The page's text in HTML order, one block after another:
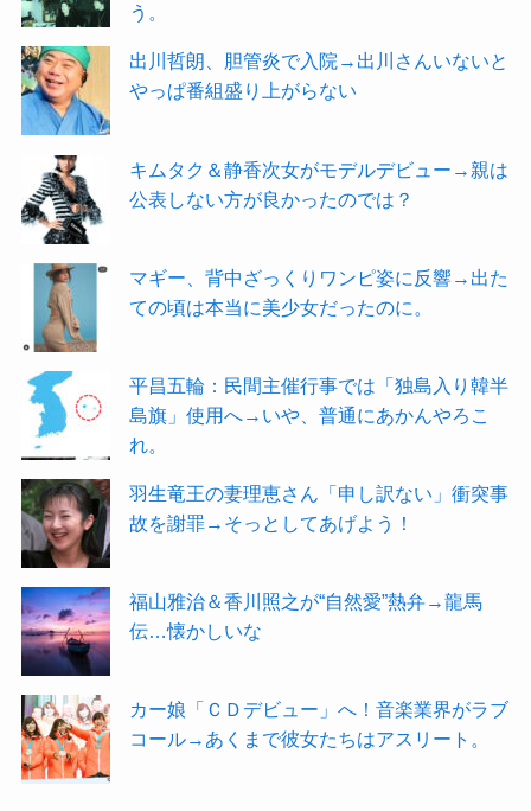
う。
出川哲朗、胆管炎で入院→出川さんいないと
やっぱ番組盛り上がらない
キムタク＆静香次女がモデルデビュー→親は
公表しない方が良かったのでは？
マギー、背中ざっくりワンピ姿に反響→出た
ての頃は本当に美少女だったのに。
平昌五輪：民間主催行事では「独島入り韓半
島旗」使用へ→いや、普通にあかんやろこ
れ。
羽生竜王の妻理恵さん「申し訳ない」衝突事
故を謝罪→そっとしてあげよう！
福山雅治＆香川照之が“自然愛”熱弁→龍馬
伝…懐かしいな
カー娘「ＣＤデビュー」へ！音楽業界がラブ
コール→あくまで彼女たちはアスリート。